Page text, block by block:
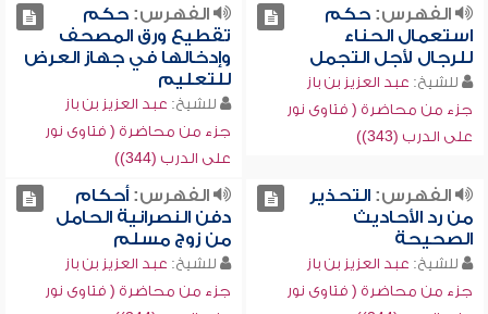
الفهرس:حكم
استعمال الحناء
للرجال لأجل التجمل
للشيخ: عبد العزيز بن باز
جزء من محاضرة ( فتاوى نور
على الدرب (343))
الفهرس:حكم
تقطيع ورق المصحف
وإدخالها في جهاز العرض
للتعليم
للشيخ: عبد العزيز بن باز
جزء من محاضرة ( فتاوى نور
على الدرب (344))
الفهرس:التحذير
من رد الأحاديث
الصحيحة
للشيخ: عبد العزيز بن باز
جزء من محاضرة ( فتاوى نور
الفهرس:أحكام
دفن النصرانية الحامل
من زوج مسلم
للشيخ: عبد العزيز بن باز
جزء من محاضرة ( فتاوى نور